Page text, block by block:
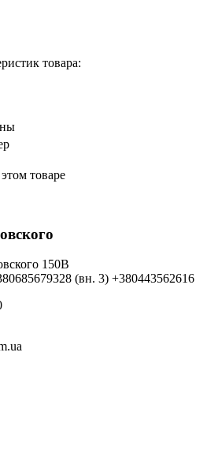
товара:
товаре
150В
(вн. 3) +380443562616